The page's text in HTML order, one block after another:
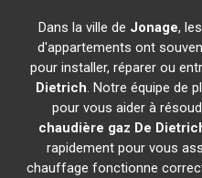
Dans la ville de Jonage,
d'appartements ont
pour installer, réparer ou
Dietrich. Notre équipe de
pour vous aider à
chaudière gaz De
rapidement pour vous
chauffage fonctionne